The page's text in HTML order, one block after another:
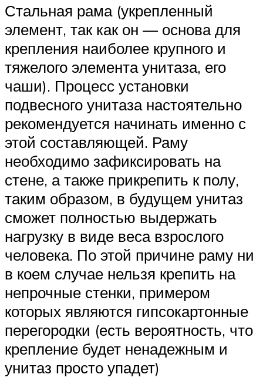
Стальная рама (укрепленный
элемент, так как он — основа для
крепления наиболее крупного и
тяжелого элемента унитаза, его
чаши). Процесс установки
подвесного унитаза настоятельно
рекомендуется начинать именно с
этой составляющей. Раму
необходимо зафиксировать на
стене, а также прикрепить к полу,
таким образом, в будущем унитаз
сможет полностью выдержать
нагрузку в виде веса взрослого
человека. По этой причине раму ни
в коем случае нельзя крепить на
непрочные стенки, примером
которых являются гипсокартонные
перегородки (есть вероятность, что
крепление будет ненадежным и
унитаз просто упадет)